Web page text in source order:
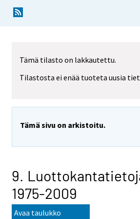
Tämä tilasto on lakkautettu.
Tilastosta ei enää tuoteta uusia
Tämä sivu on arkistoitu.
9.
1975-2009
Avaa taulukko